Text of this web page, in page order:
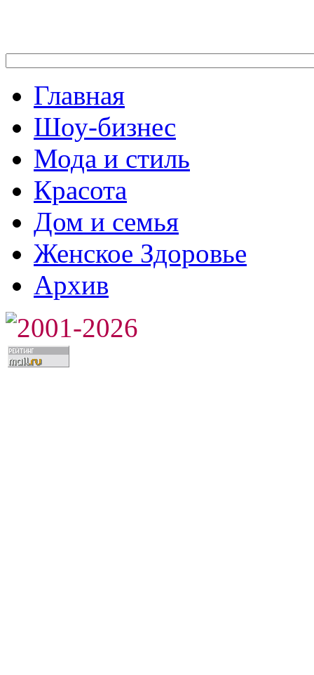
Главная
Шоу-бизнес
Мода и стиль
Красота
Дом и семья
Женское Здоровье
Архив
2001-2026